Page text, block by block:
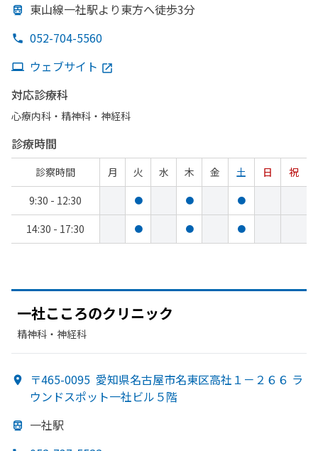
東山線一社駅より東方へ徒歩3分
052-704-5560
ウェブサイト
対応診療科
心療内科・​精神科・神経科
診療時間
診察時間 月 火 水 木 金 土 日
祝
9:30 - 12:30
● ● ●
14:30 - 17:30 ● ● ●
一社こころのクリニック
精神科・神経科
〒465-0095 愛知県名古屋市名東区高社１－２６６ ラ
ウンドスポット一社ビル５階
一社駅